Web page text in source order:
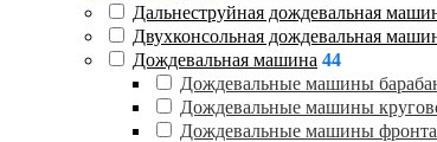
Дальнеструйная дождевальная
Двухконсольная дождевальная
Дождевальная машина 44
Дождевальные машины
Дождевальные машины
Дождевальные машины